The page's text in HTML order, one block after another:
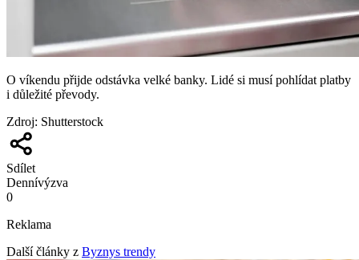
O víkendu přijde odstávka velké banky. Lidé si musí pohlídat platby
i důležité převody.
Zdroj: Shutterstock
Sdílet
Dennívýzva
0
Reklama
Další články z Byznys trendy